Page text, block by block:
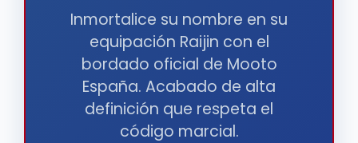
Inmortalice su nombre en su
equipación Raijin con el
bordado oficial de Mooto
España. Acabado de alta
definición que respeta el
código marcial.